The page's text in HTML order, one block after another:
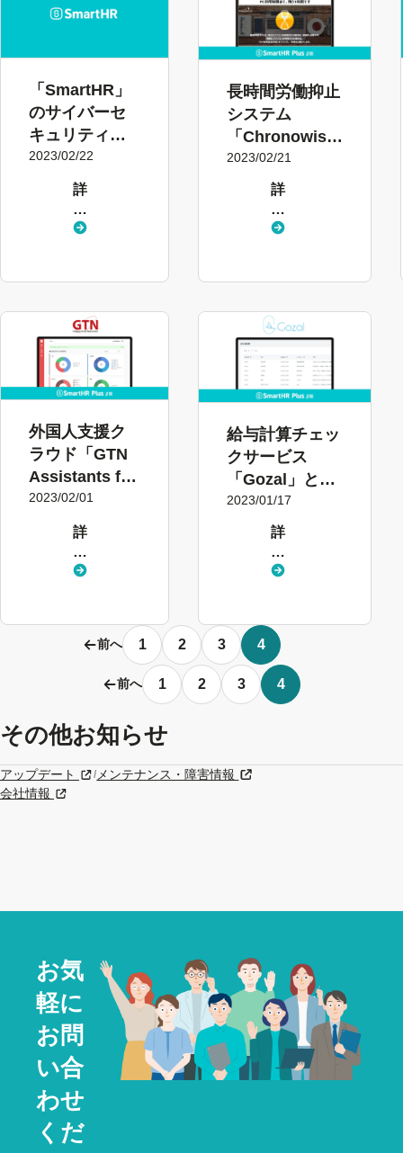
「SmartHR」
のサイバーセ
キュリティ演
習を実施しま
2023/02/22
詳
し
く
長時間労働抑止
システム
「Chronowis」
とクラウド人事
労務ソフト
がシステム連携
2023/02/21
詳
し
く
外国人支援ク
ラウド「GTN
Assistants for
Biz」とクラウ
ド人事労務ソ
「SmartHR」
2023/02/01
詳
し
く
給与計算チェッ
クサービス
「Gozal」とク
ラウド人事労務
ソフト
がシステム連携
2023/01/17
詳
し
く
前へ 1 2 3 4
前へ 1 2 3 4
その他お知らせ
アップデート 新規タブまたはウィンドウで開く
/ メンテナンス・障害情報 新規タブまたはウィンドウ
会社情報 新規タブまたはウィンドウで開く
お気
軽に
お問
い合
わせ
くだ